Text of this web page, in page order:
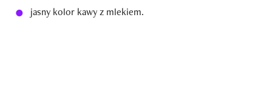
jasny kolor kawy z mlekiem.